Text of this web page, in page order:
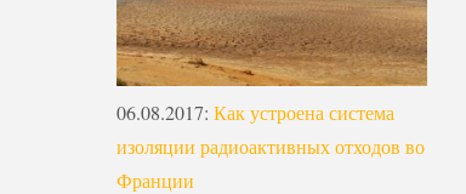
06.08.2017: Как устроена система
изоляции радиоактивных отходов во
Франции